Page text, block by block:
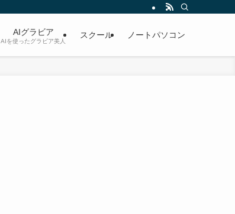
AIグラビア
AIを使ったグラビア美人
スクール ノートパソコン